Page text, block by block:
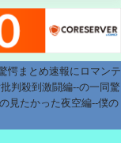
愕まとめ速報にロマンテ
判殺到激闘編--の一同驚
見たかった夜空編--僕の